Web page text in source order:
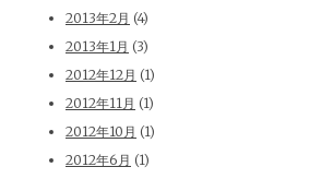
2013年2月 (4)
2013年1月 (3)
2012年12月 (1)
2012年11月 (1)
2012年10月 (1)
2012年6月 (1)